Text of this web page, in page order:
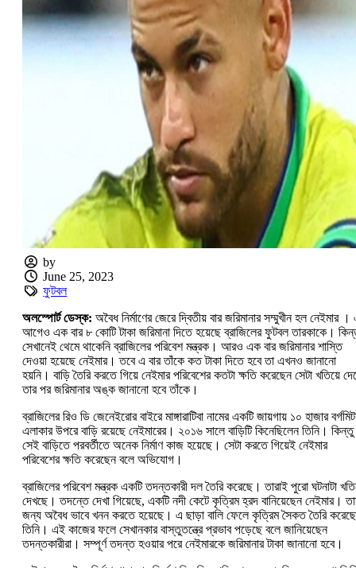
by
June 25, 2023
ফুটবল
অলস্পোর্ট ডেস্ক: অবৈধ নির্মাণের জেরে দ্বিতীয় বার জরিমানার সম্মুখীন হল নেইমার ।
আগেও এক বার ৮ কোটি টাকা জরিমানা দিতে হয়েছে ব্রাজিলের ফুটবল তারকাকে।
সেখানেই থেমে থাকেনি ব্রাজিলের পরিবেশ মন্ত্রক। আরও এক বার জরিমানার শাস্তি
দেওয়া হয়েছে নেইমার। তবে এ বার তাঁকে কত টাকা দিতে হবে তা এখনও জানানো
হয়নি। বাড়ি তৈরি করতে গিয়ে নেইমার পরিবেশের কতটা ক্ষতি করেছেন সেটা খতিয়ে
তার পর জরিমানার অঙ্ক জানানো হবে তাঁকে।
ব্রাজিলের রিও ডি জেনেইরোর বাইরে মাঙ্গারাটিবা নামের একটি জায়গায় ১০ হাজার
এলাকার উপরে বাড়ি রয়েছে নেইমারের। ২০১৬ সালে বাড়িটি কিনেছিলেন তিনি। কিন্তু
সেই বাড়িতে পরবর্তীতে অনেক নির্মাণ কাজ হয়েছে। সেটা করতে গিয়েই নেইমার
পরিবেশের ক্ষতি করেছেন বলে অভিযোগ।
ব্রাজিলের পরিবেশ মন্ত্রক একটি তদন্তকারী দল তৈরি করেছে। তারাই পুরো ঘটনাটা
দেখছে। তদন্তে দেখা গিয়েছে, একটি নদী কেটে কৃত্রিম হ্রদ বানিয়েছেন নেইমার।
জন্য অবৈধ ভাবে খনন করতে হয়েছে। এ ছাড়া বালি ফেলে কৃত্রিম সৈকত তৈরি
তিনি। এই কাজের ফলে সেখানকার বাস্তুতন্ত্রে প্রভাব পড়েছে বলে জানিয়েছেন
তদন্তকারীরা। সম্পূর্ণ তদন্ত হওয়ার পরে নেইমারকে জরিমানার টাকা জানানো হবে।